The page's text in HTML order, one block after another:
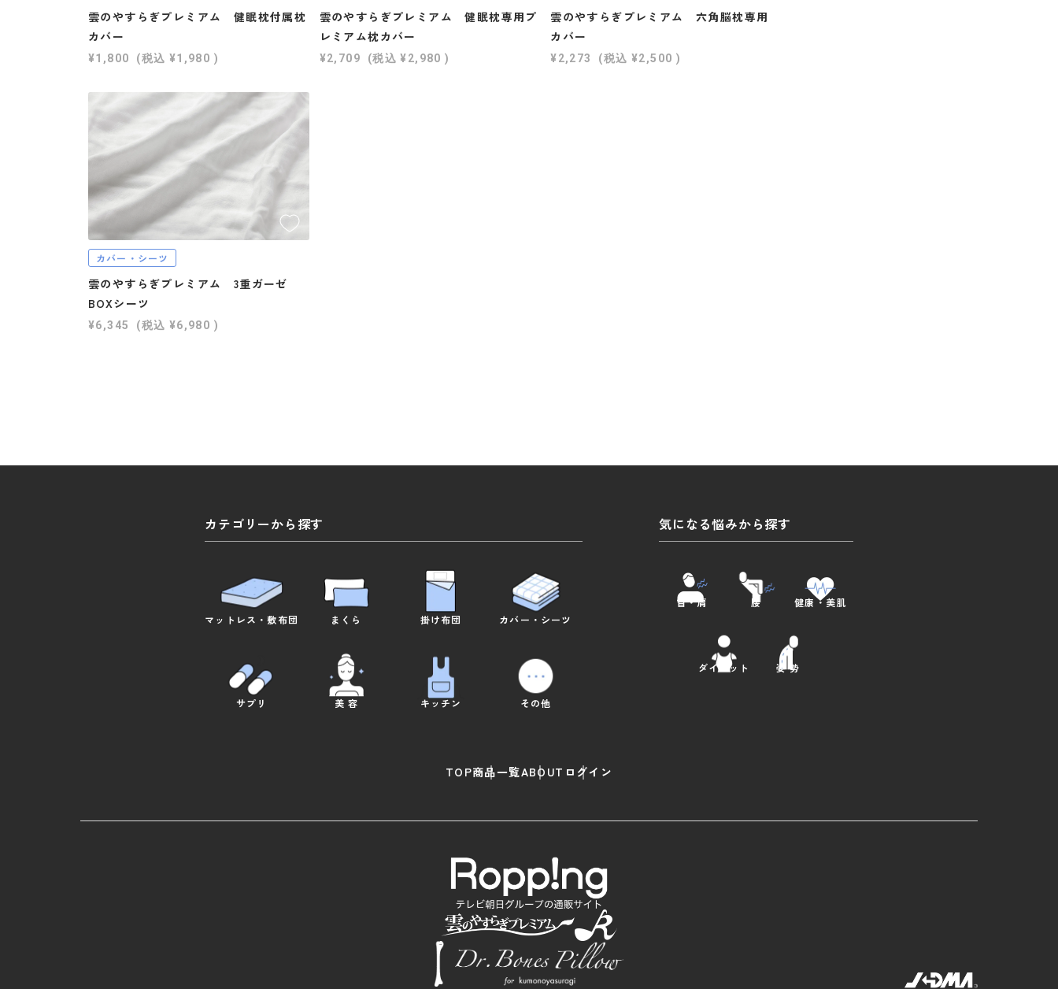
雲のやすらぎプレミアム 健眠枕付属枕
カバー
¥1,800 (税込 ¥1,980 )
雲のやすらぎプレミアム 健眠枕専用プ
レミアム枕カバー
¥2,709 (税込 ¥2,980 )
雲のやすらぎプレミアム 六角脳枕専用
カバー
¥2,273 (税込 ¥2,500 )
カバー・シーツ
雲のやすらぎプレミアム 3重ガーゼ
BOXシーツ
¥6,345 (税込 ¥6,980 )
カテゴリーから探す
マットレス ・敷布団 まくら 掛け布団 カバー ・ シーツ
サプリ 美 容 キッチン その他
気になる悩みから探す
首・肩 腰 健康・美肌
ダイエット 姿 勢
TOP商品一覧ABOUT ログイン